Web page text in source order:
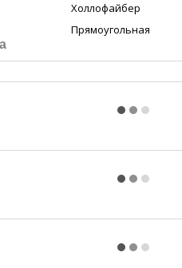
Холлофайбер
Прямоугольная